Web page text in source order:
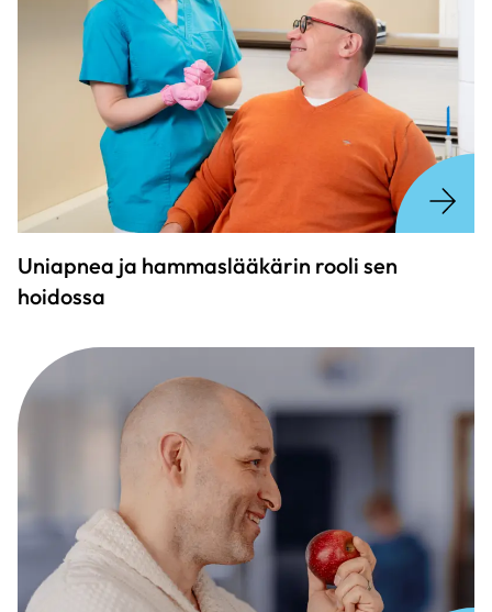
Uniapnea ja hammaslääkärin rooli sen
hoidossa